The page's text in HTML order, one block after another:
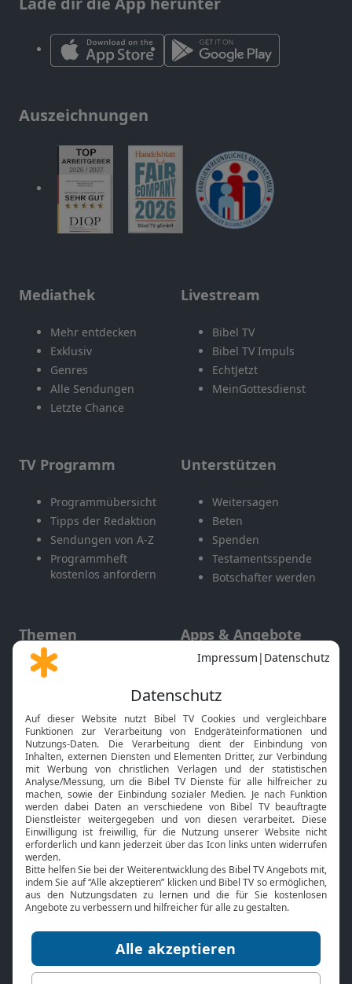
Auszeichnungen
Mediathek
Mehr entdecken
Exklusiv
Genres
Alle Sendungen
Letzte Chance
Livestream
Bibel TV
Bibel TV Impuls
EchtJetzt
MeinGottesdienst
TV Programm
Programmübersicht
Tipps der Redaktion
Sendungen von A-Z
Programmheft
kostenlos anfordern
Unterstützen
Weitersagen
Beten
Spenden
Testamentsspende
Botschafter werden
Themen
Gott und Bibel erklärt
Neuigkeiten
Apps & Angebote
Mobile App
Smart TV
HbbTV
Bibelthek Online-Bibel
Nächster Gottesdienst
Bibel TV
Über uns
Jobs
Mediadaten
Service
Kontakt
TV-Empfang